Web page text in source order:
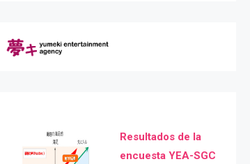
Resultados de la
encuesta YEA-SGC